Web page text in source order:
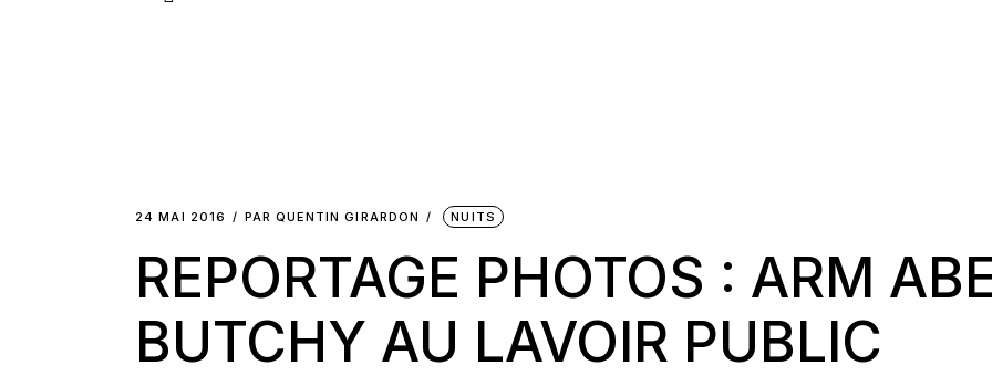
24 MAI 2016 PAR QUENTIN GIRARDON NUITS
REPORTAGE PHOTOS : ARM
BUTCHY AU LAVOIR PUBLIC